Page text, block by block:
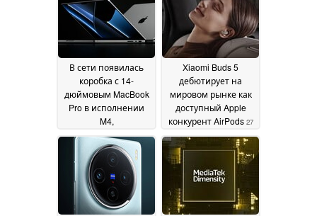
дисплея и цене не
предвидится
September 2024
Series 9 и Ultra 2
September 2024
В сети появилась
коробка с 14-
дюймовым MacBook
Pro в исполнении
M4,
подтверждающая
обновление базовой
памяти и 10-
ядерный процессор
30 September 2024
Xiaomi Buds 5
дебютирует на
мировом рынке как
доступный Apple
конкурент AirPods 27
September 2024